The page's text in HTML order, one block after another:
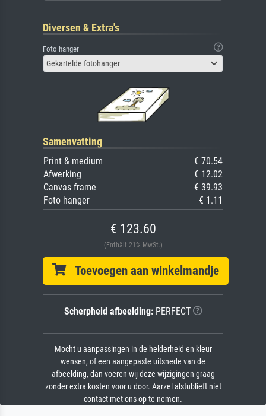
Diversen & Extra's
Foto hanger
Gekartelde fotohanger
Samenvatting
Print & medium
€ 70.54
Afwerking
€ 12.02
Canvas frame
€ 39.93
Foto hanger
€ 1.11
€ 123.60
(Enthält 21% MwSt.)
Toevoegen aan winkelmandje
Scherpheid afbeelding:PERFECT
Mocht u aanpassingen in de helderheid en kleur
wensen, of een aangepaste uitsnede van de
afbeelding, dan voeren wij deze wijzigingen graag
zonder extra kosten voor u door. Aarzel alstublieft niet
contact met ons op te nemen.